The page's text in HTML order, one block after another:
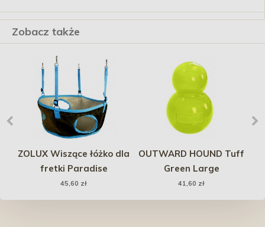
Zobacz także
ZOLUX Wiszące łóżko dla
fretki Paradise
45,60 zł
OUTWARD HOUND Tuff
Green Large
41,60 zł